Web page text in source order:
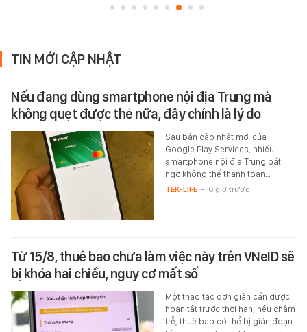
TIN MỚI CẬP NHẬT
Nếu đang dùng smartphone nội địa Trung mà
không quẹt được thẻ nữa, đây chính là lý do
Sau bản cập nhật mới của
Google Play Services, nhiều
smartphone nội địa Trung bất
ngờ không thể thanh toán…
TEK-LIFE - 6 giờ trước
Từ 15/8, thuê bao chưa làm việc này trên VNeID sẽ
bị khóa hai chiều, nguy cơ mất số
Một thao tác đơn giản cần được
hoàn tất trước thời hạn, nếu chậm
trễ, thuê bao có thể bị gián đoạn